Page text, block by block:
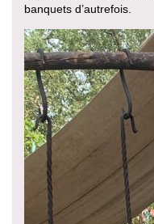
banquets d’autrefois.